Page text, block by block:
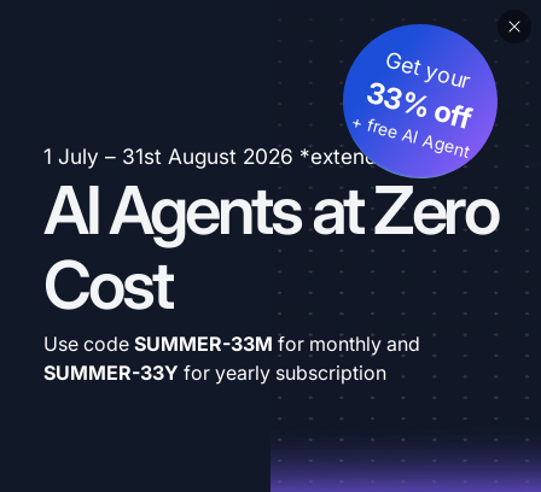
1 July – 31st August 2026 *extended
AI Agents at Zero
Cost
Get your
33% off
+ free AI Agent
Use code SUMMER-33M for monthly and
SUMMER-33Y for yearly subscription